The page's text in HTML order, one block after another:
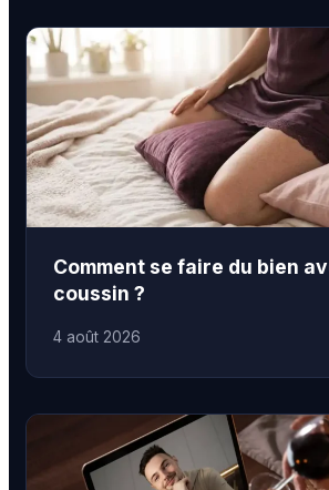
Comment se faire du bien
coussin ?
4 août 2026